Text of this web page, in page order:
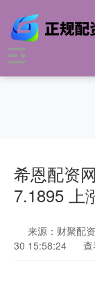
希恩配资
7.1895 上
来源：财聚配
30 15:58:24